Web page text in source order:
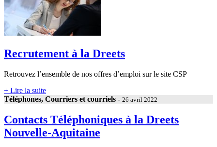
Recrutement à la Dreets
Retrouvez l’ensemble de nos offres d’emploi sur le site CSP
+ Lire la suite
Téléphones, Courriers et courriels - 26 avril 2022
Contacts Téléphoniques à la Dreets
Nouvelle-Aquitaine